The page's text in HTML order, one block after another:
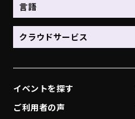
言語
クラウドサービス
イベントを探す
ご利用者の声